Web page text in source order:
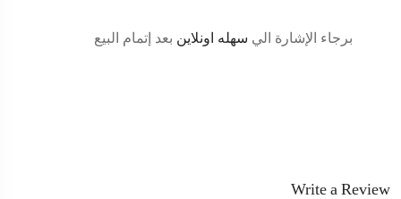
برجاء الإشارة الي سهله اونلاين بعد إتمام البيع
Write a Review